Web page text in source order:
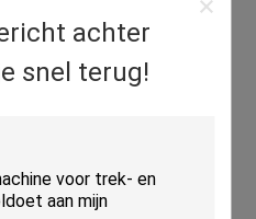
achter
snel terug!